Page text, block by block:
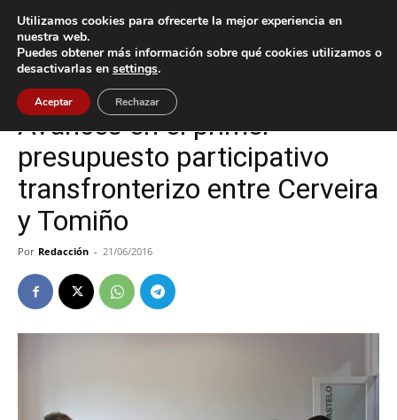
Inicio Tomiño
Tomiño
Avances en el primer
presupuesto participativo
transfronterizo entre Cerveira
y Tomiño
Por Redacción - 21/06/2016
Utilizamos cookies para ofrecerte la mejor experiencia en
nuestra web.
Puedes obtener más información sobre qué cookies utilizamos o
desactivarlas en settings.
Aceptar Rechazar